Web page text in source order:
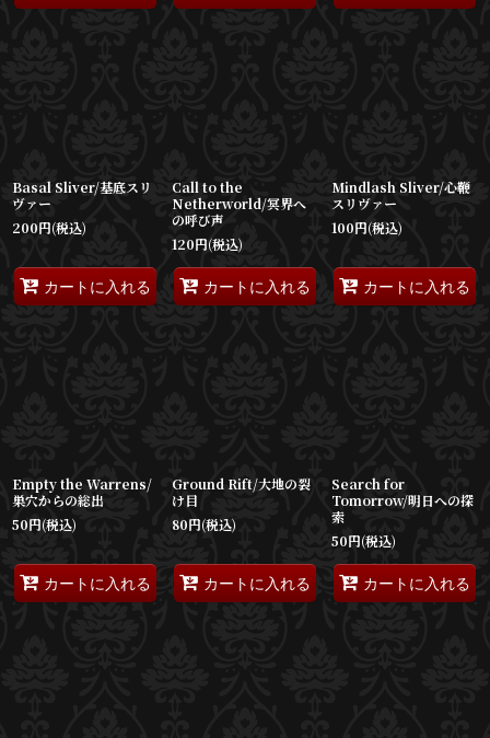
Basal Sliver/基底スリ
ヴァー
200円(税込)
カートに入れる
Call to the
Netherworld/冥界へ
の呼び声
120円(税込)
カートに入れる
Mindlash Sliver/心鞭
スリヴァー
100円(税込)
カートに入れる
Empty the Warrens/
巣穴からの総出
50円(税込)
カートに入れる
Ground Rift/大地の裂
け目
80円(税込)
カートに入れる
Search for
Tomorrow/明日への探
索
50円(税込)
カートに入れる